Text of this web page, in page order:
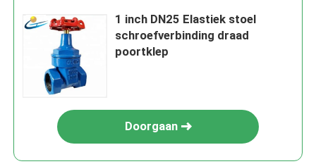
1 inch DN25 Elastiek stoel
schroefverbinding draad
poortklep
Doorgaan